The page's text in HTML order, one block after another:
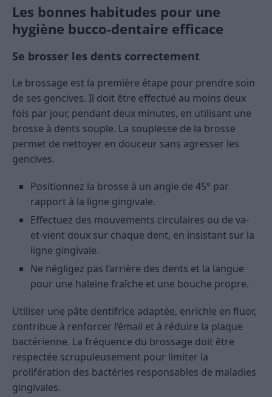
Les bonnes habitudes pour une
hygiène bucco-dentaire efficace
Se brosser les dents correctement
Le brossage est la première étape pour prendre soin
de ses gencives. Il doit être effectué au moins deux
fois par jour, pendant deux minutes, en utilisant une
brosse à dents souple. La souplesse de la brosse
permet de nettoyer en douceur sans agresser les
gencives.
Positionnez la brosse à un angle de 45° par
rapport à la ligne gingivale.
Effectuez des mouvements circulaires ou de va-
et-vient doux sur chaque dent, en insistant sur la
ligne gingivale.
Ne négligez pas l’arrière des dents et la langue
pour une haleine fraîche et une bouche propre.
Utiliser une pâte dentifrice adaptée, enrichie en fluor,
contribue à renforcer l’émail et à réduire la plaque
bactérienne. La fréquence du brossage doit être
respectée scrupuleusement pour limiter la
prolifération des bactéries responsables de maladies
gingivales.